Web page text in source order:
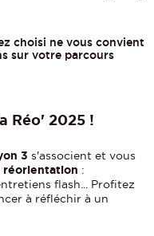
choisi ne vous convient
sur votre parcours
Réo' 2025 !
3 s'associent et vous
réorientation :
flash... Profitez
à réfléchir à un